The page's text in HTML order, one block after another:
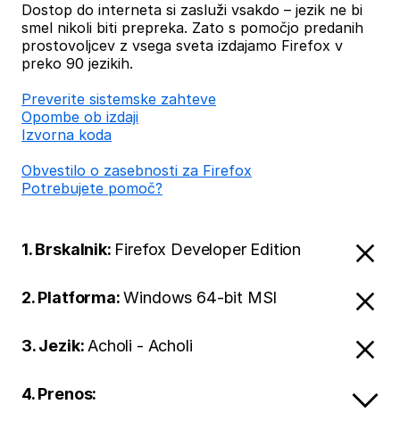
Dostop do interneta si zasluži vsakdo – jezik ne bi
smel nikoli biti prepreka. Zato s pomočjo predanih
prostovoljcev z vsega sveta izdajamo Firefox v
preko 90 jezikih.
Preverite sistemske zahteve
Opombe ob izdaji
Izvorna koda
Obvestilo o zasebnosti za Firefox
Potrebujete pomoč?
1. Brskalnik: Firefox Developer Edition
2. Platforma:Windows 64-bit MSI
3. Jezik: Acholi - Acholi
4. Prenos: